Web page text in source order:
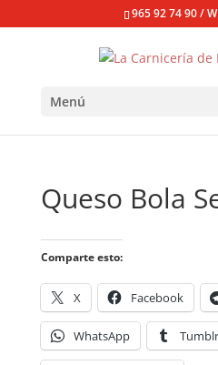
965 92 74 90 /
Menú
Queso Bola
Comparte esto:
X Facebook
WhatsApp Tumblr